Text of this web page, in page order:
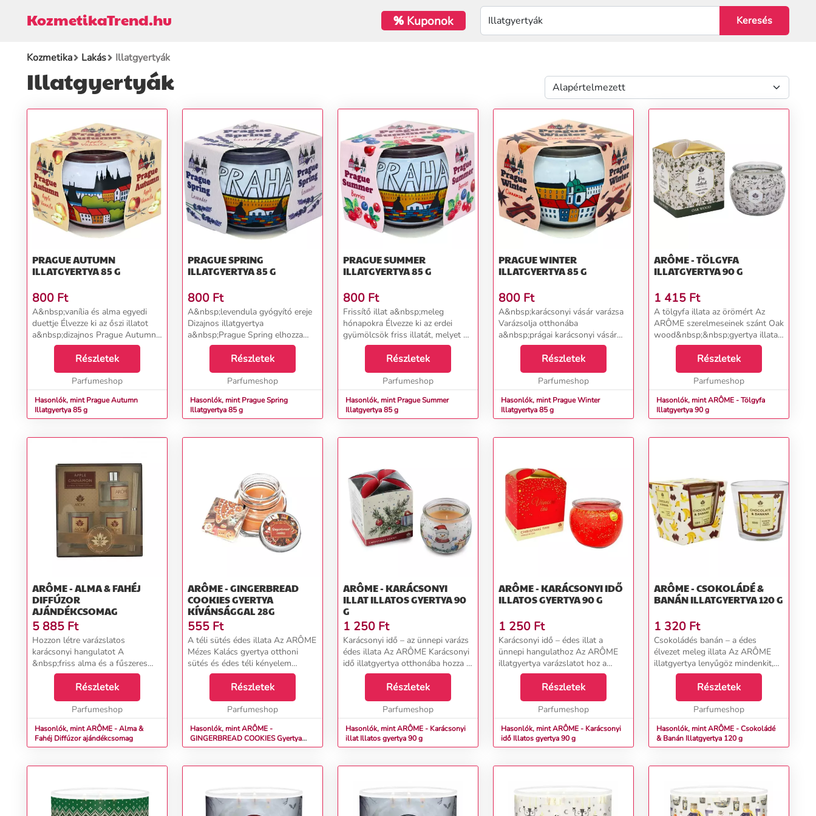
KozmetikaTrend.hu %Kuponok
Kozmetika Lakás Illatgyertyák
Illatgyertyák
PRAGUE AUTUMN
ILLATGYERTYA 85 G
800 Ft
A&nbsp;vanília és alma egyedi
duettje Élvezze ki az őszi illatot
a&nbsp;dizajnos Prague Autumn
gyertyával. Az érett alma
gyümölcsös tónusai, megfelelő
összhangban az édes vaníliával
mosolyt csal nem c...
Részletek
Parfumeshop
Hasonlók, mint Prague Autumn
Illatgyertya 85 g
PRAGUE SPRING
ILLATGYERTYA 85 G
800 Ft
A&nbsp;levendula gyógyító ereje
Dizajnos illatgyertya
a&nbsp;Prague Spring elhozza
otthonába a&nbsp;hosszú órákon
tartó jótékony hatású levendula
illatát. Ideális gyertya
a&nbsp;tavaszi hónapokra, ami...
Részletek
Parfumeshop
Hasonlók, mint Prague Spring
Illatgyertya 85 g
PRAGUE SUMMER
ILLATGYERTYA 85 G
800 Ft
Frissítő illat a&nbsp;meleg
hónapokra Élvezze ki az erdei
gyümölcsök friss illatát, melyet az
Ön otthonában a&nbsp;kellemes
nyári napokon a&nbsp;Prague
Summer illatgyertya varázsol.
A&nbsp;természet g...
Részletek
Parfumeshop
Hasonlók, mint Prague Summer
Illatgyertya 85 g
PRAGUE WINTER
ILLATGYERTYA 85 G
800 Ft
A&nbsp;karácsonyi vásár varázsa
Varázsolja otthonába
a&nbsp;prágai karácsonyi vásár
mágikus illatát az év bármely
szakában. A&nbsp;dizajnos
illatgyertya a&nbsp;Prague
Winter lehetővé teszi ezt
Részletek
Parfumeshop
Hasonlók, mint Prague Winter
Illatgyertya 85 g
ARÔME - TÖLGYFA
ILLATGYERTYA 90 G
1 415 Ft
A tölgyfa illata az örömért Az
ARÔME szerelmeseinek szánt Oak
wood&nbsp;&nbsp;gyertya illata
a&nbsp;&nbsp;tölgyfa
illattával&nbsp;illatosítja otthonát.
Az illatgyertya díszdobozban,
azonos kivitelben ...
Részletek
Parfumeshop
Hasonlók, mint ARÔME - Tölgyfa
Illatgyertya 90 g
ARÔME - ALMA & FAHÉJ
DIFFÚZOR
AJÁNDÉKCSOMAG
5 885 Ft
Hozzon létre varázslatos
karácsonyi hangulatot A
&nbsp;friss alma és a fűszeres
fahéj illat esszenciák mágikus
kombinációja mosolyt csal az
arcára.&nbsp; Az
ajándékcsomagolásban 50 ml
Részletek
Parfumeshop
Hasonlók, mint ARÔME - Alma &
Fahéj Diffúzor ajándékcsomag
ARÔME - GINGERBREAD
COOKIES GYERTYA
KÍVÁNSÁGGAL 28G
555 Ft
A téli sütés édes illata Az ARÔME
Mézes Kalács gyertya otthoni
sütés és édes téli kényelem
hangulatát idézi meg. A meleg
mézeskalács, fahéj és finom
fűszerek illata meleg és otthonos
hangulatot teremt...
Részletek
Parfumeshop
Hasonlók, mint ARÔME -
GINGERBREAD COOKIES Gyertya
kívánsággal 28g
ARÔME - KARÁCSONYI
ILLAT ILLATOS GYERTYA 90
G
1 250 Ft
Karácsonyi idő – az ünnepi varázs
édes illata Az ARÔME Karácsonyi
idő illatgyertya otthonába hozza a
nyugodt téli estéket. Az édes
vanília és a finom menta
kombinációja keveredik egy enyhe
tűlevelű tó...
Részletek
Parfumeshop
Hasonlók, mint ARÔME - Karácsonyi
illat Illatos gyertya 90 g
ARÔME - KARÁCSONYI IDŐ
ILLATOS GYERTYA 90 G
1 250 Ft
Karácsonyi idő – édes illat a
ünnepi hangulathoz Az ARÔME
illatgyertya varázslatot hoz a
karácsonyba otthonába. Az édes
gyümölcsillatok, a téli fűszerek és
a lédús gyümölcsök meleg
tónusai barátságos ...
Részletek
Parfumeshop
Hasonlók, mint ARÔME - Karácsonyi
idő Illatos gyertya 90 g
ARÔME - CSOKOLÁDÉ &
BANÁN ILLATGYERTYA 120 G
1 320 Ft
Csokoládés banán – a édes
élvezet meleg illata Az ARÔME
illatgyertya lenyűgöz mindenkit,
aki szereti az érett banán és a
finom csokoládé ellenállhatatlan
kombinációját. Az édes, krémes
illat egy kelle...
Részletek
Parfumeshop
Hasonlók, mint ARÔME - Csokoládé
& Banán Illatgyertya 120 g